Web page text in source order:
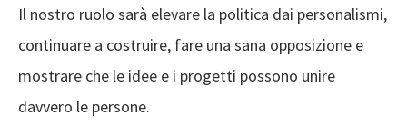
Il nostro ruolo sarà elevare la politica dai personalismi,
continuare a costruire, fare una sana opposizione e
mostrare che le idee e i progetti possono unire
davvero le persone.